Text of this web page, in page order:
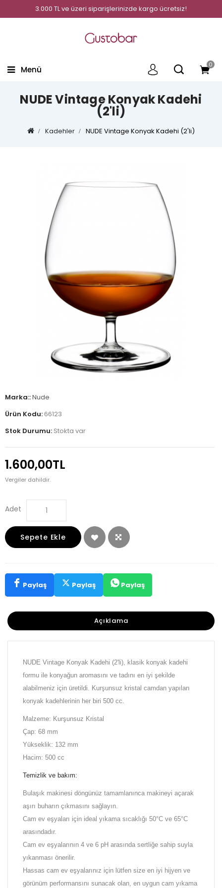
3.000 TL ve üzeri siparişlerinizde kargo ücretsiz!
0
Menü
NUDE Vintage Konyak Kadehi
(2'li)
Kadehler NUDE Vintage Konyak Kadehi (2'li)
Marka::Nude
Ürün Kodu: 66123
Stok Durumu: Stokta var
1.600,00TL
Vergiler dahildir.
Adet
Sepete Ekle
Paylaş Paylaş Paylaş
Açıklama
NUDE Vintage Konyak Kadehi (2'li), klasik konyak kadehi
formu ile konyağun aromasını ve tadını en iyi şekilde
alabilmeniz için üretildi. Kurşunsuz kristal camdan yapılan
konyak kadehlerinin her biri 500 cc.
Malzeme: Kurşunsuz Kristal
Çap: 68 mm
Yükseklik: 132 mm
Hacim: 500 cc
Temizlik ve bakım:
Bulaşık makinesi döngünüz tamamlanınca makineyi açarak
aşırı buharın çıkmasını sağlayın.
Cam ev eşyaları için ideal yıkama sıcaklığı 50°C ve 65°C
arasındadır.
Cam ev eşyalarının 4 ve 6 pH arasında sertliğe sahip suyla
yıkanması önerilir.
Hassas cam ev eşyalarınız için lütfen size en iyi hijyen ve
görünüm performansını sunacak olan, en uygun cam yıkama